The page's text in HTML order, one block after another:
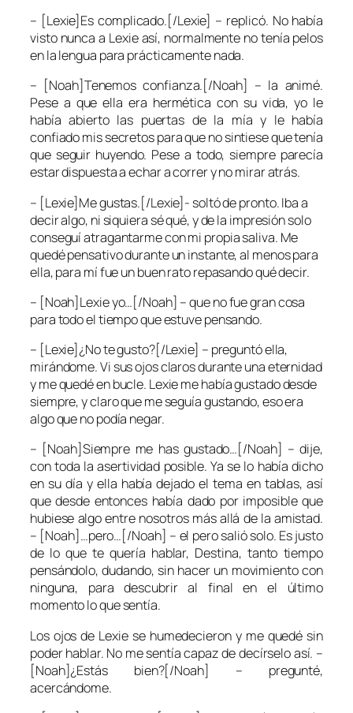
– [Lexie]Es complicado.[/Lexie] – replicó. No había
visto nunca a Lexie así, normalmente no tenía pelos
en la lengua para prácticamente nada.
– [Noah]Tenemos confianza.[/Noah] – la animé.
Pese a que ella era hermética con su vida, yo le
había abierto las puertas de la mía y le había
confiado mis secretos para que no sintiese que tenía
que seguir huyendo. Pese a todo, siempre parecía
estar dispuesta a echar a correr y no mirar atrás.
– [Lexie]Me gustas.[/Lexie]- soltó de pronto. Iba a
decir algo, ni siquiera sé qué, y de la impresión solo
conseguí atragantarme con mi propia saliva. Me
quedé pensativo durante un instante, al menos para
ella, para mí fue un buen rato repasando qué decir.
– [Noah]Lexie yo…[/Noah] – que no fue gran cosa
para todo el tiempo que estuve pensando.
– [Lexie]¿No te gusto?[/Lexie] – preguntó ella,
mirándome. Vi sus ojos claros durante una eternidad
y me quedé en bucle. Lexie me había gustado desde
siempre, y claro que me seguía gustando, eso era
algo que no podía negar.
– [Noah]Siempre me has gustado…[/Noah] – dije,
con toda la asertividad posible. Ya se lo había dicho
en su día y ella había dejado el tema en tablas, así
que desde entonces había dado por imposible que
hubiese algo entre nosotros más allá de la amistad.
– [Noah]…pero…[/Noah] – el pero salió solo. Es justo
de lo que te quería hablar, Destina, tanto tiempo
pensándolo, dudando, sin hacer un movimiento con
ninguna, para descubrir al final en el último
momento lo que sentía.
Los ojos de Lexie se humedecieron y me quedé sin
poder hablar. No me sentía capaz de decírselo así. –
[Noah]¿Estás bien?[/Noah] – pregunté,
acercándome.